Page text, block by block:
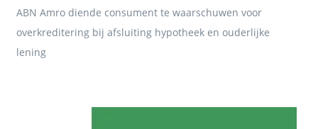
ABN Amro diende consument te waarschuwen voor
overkreditering bij afsluiting hypotheek en ouderlijke
lening